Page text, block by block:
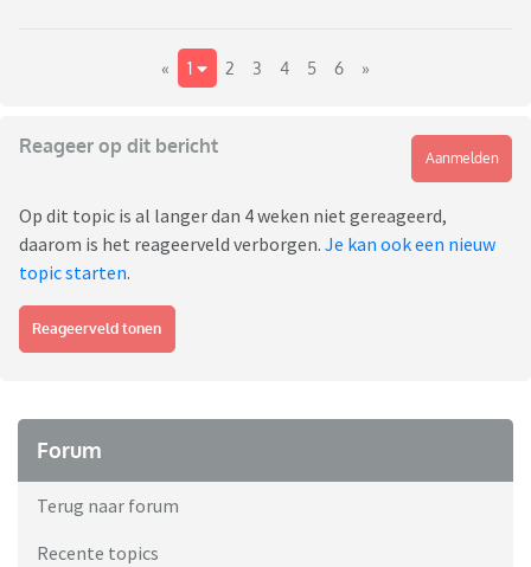
« 1 2 3 4 5 6 »
Reageer op dit bericht
Aanmelden
Op dit topic is al langer dan 4 weken niet gereageerd,
daarom is het reageerveld verborgen. Je kan ook een nieuw
topic starten.
Reageerveld tonen
Forum
Terug naar forum
Recente topics